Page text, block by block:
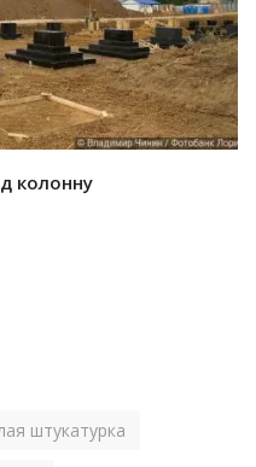
колонну
штукатурка